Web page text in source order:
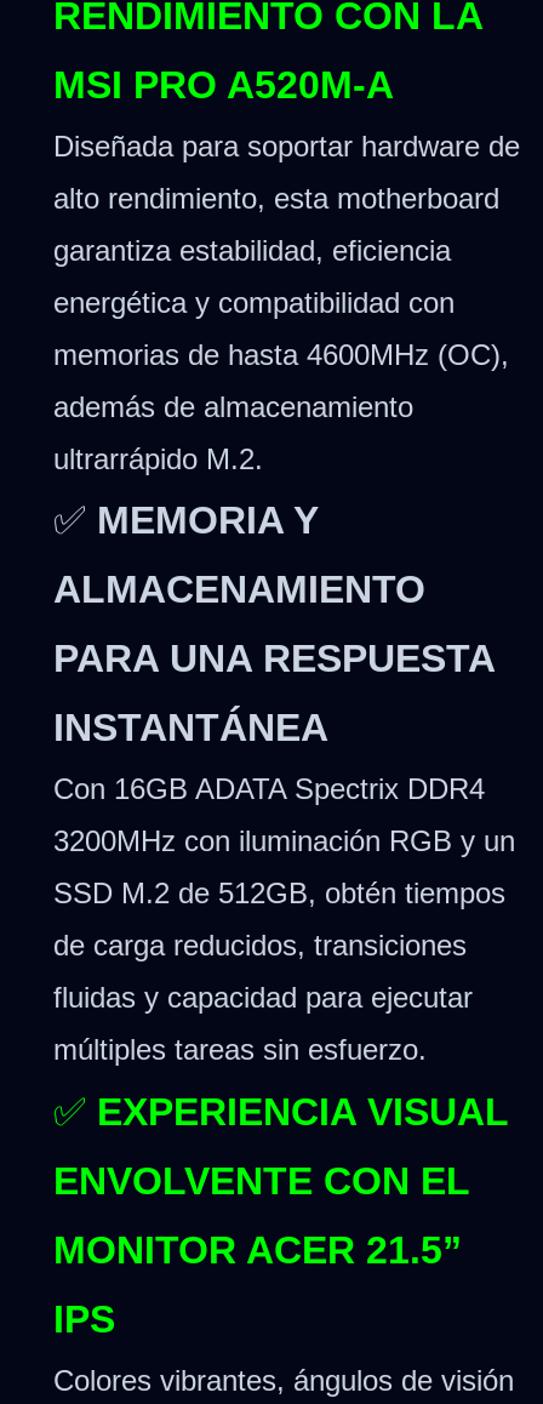
RENDIMIENTO CON LA
MSI PRO A520M-A
Diseñada para soportar hardware de
alto rendimiento, esta motherboard
garantiza estabilidad, eficiencia
energética y compatibilidad con
memorias de hasta 4600MHz (OC),
además de almacenamiento
ultrarrápido M.2.
✅ MEMORIA Y
ALMACENAMIENTO
PARA UNA RESPUESTA
INSTANTÁNEA
Con 16GB ADATA Spectrix DDR4
3200MHz con iluminación RGB y un
SSD M.2 de 512GB, obtén tiempos
de carga reducidos, transiciones
fluidas y capacidad para ejecutar
múltiples tareas sin esfuerzo.
✅ EXPERIENCIA VISUAL
ENVOLVENTE CON EL
MONITOR ACER 21.5”
IPS
Colores vibrantes, ángulos de visión